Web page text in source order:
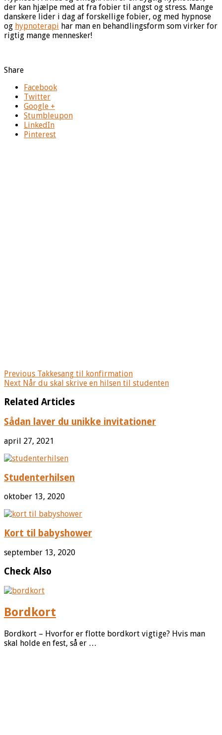
der kan hjælpe med at fra fobier til angst og stress. Mange
danskere lider i dag af forskellige fobier, og med hypnose
og hypnoterapi har man en behandlingsform som virker for
rigtig mange mennesker!
Share
Facebook
Twitter
Google +
Stumbleupon
LinkedIn
Pinterest
Previous Takkesang til konfirmation
Next Når du skal skrive en hilsen til studenten
Related Articles
Sådan laver du unikke invitationer
april 27, 2021
Studenterhilsen
oktober 13, 2020
Kort til babyshower
september 13, 2020
Check Also
Bordkort
Bordkort – Hvorfor er flotte bordkort vigtige? Hvis man
skal holde en fest, så er …